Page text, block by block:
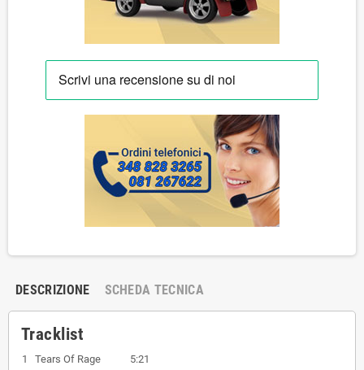
DESCRIZIONE SCHEDA TECNICA
Tracklist
1 Tears Of Rage
5:21